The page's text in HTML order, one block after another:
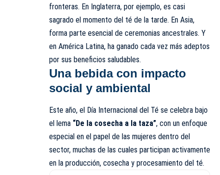
fronteras. En Inglaterra, por ejemplo, es casi
sagrado el momento del té de la tarde. En Asia,
forma parte esencial de ceremonias ancestrales. Y
en América Latina, ha ganado cada vez más adeptos
por sus beneficios saludables.
Una bebida con impacto
social y ambiental
Este año, el Día Internacional del Té se celebra bajo
el lema “De la cosecha a la taza”, con un enfoque
especial en el papel de las mujeres dentro del
sector, muchas de las cuales participan activamente
en la producción, cosecha y procesamiento del té.